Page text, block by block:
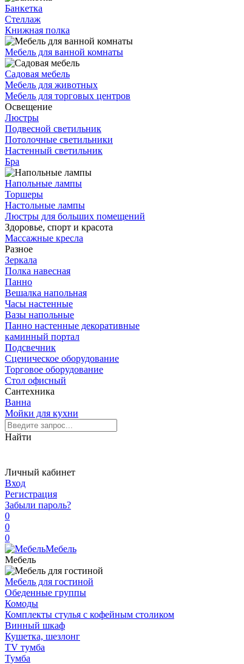
Банкетка
Стеллаж
Книжная полка
Мебель для ванной комнаты
Садовая мебель
Мебель для животных
Мебель для торговых центров
Освещение
Люстры
Подвесной светильник
Потолочные светильники
Настенный светильник
Бра
Напольные лампы
Торшеры
Настольные лампы
Люстры для больших помещений
Здоровье, спорт и красота
Массажные кресла
Разное
Зеркала
Полка навесная
Панно
Вешалка напольная
Часы настенные
Вазы напольные
Панно настенные декоративные
каминный портал
Подсвечник
Сценическое оборудование
Торговое оборудование
Стол офисный
Сантехника
Ванна
Мойки для кухни
Найти
Личный кабинет
Вход
Регистрация
Забыли пароль?
0
0
0
Мебель
Мебель
Мебель для гостиной
Обеденные группы
Комоды
Комплекты стулья с кофейным столиком
Винный шкаф
Кушетка, шезлонг
TV тумба
Тумба